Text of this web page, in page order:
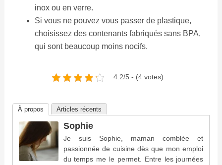
inox ou en verre.
Si vous ne pouvez vous passer de plastique,
choisissez des contenants fabriqués sans BPA,
qui sont beaucoup moins nocifs.
4.2/5 - (4 votes)
À propos Articles récents
Sophie
Je suis Sophie, maman comblée et
passionnée de cuisine dès que mon emploi
du temps me le permet. Entre les journées